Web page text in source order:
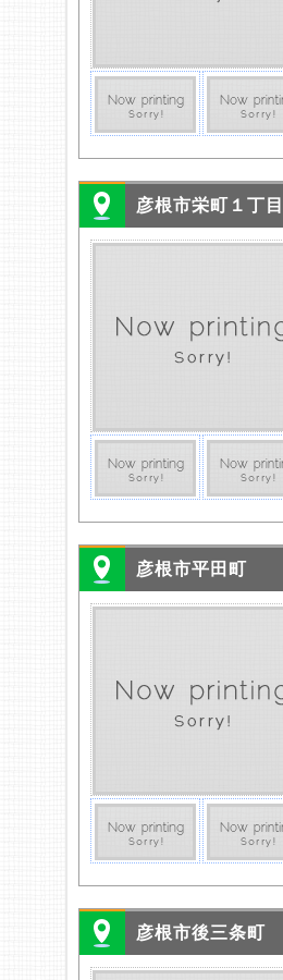
彦根市栄町１丁目
彦根市平田町
彦根市後三条町